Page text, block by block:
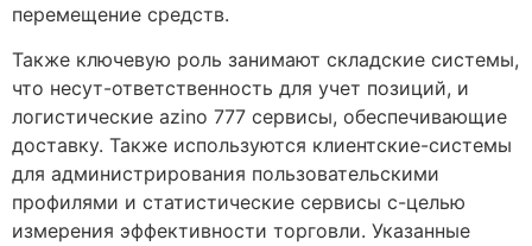
перемещение средств.
Также ключевую роль занимают складские системы,
что несут-ответственность для учет позиций, и
логистические azino 777 сервисы, обеспечивающие
доставку. Также используются клиентские-системы
для администрирования пользовательскими
профилями и статистические сервисы с-целью
измерения эффективности торговли. Указанные